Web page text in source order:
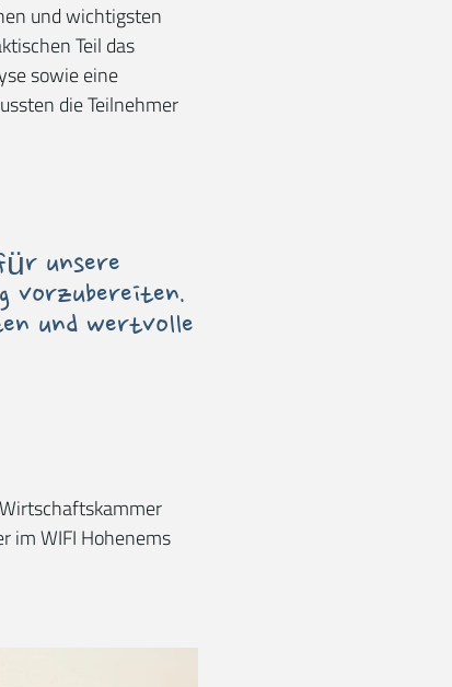
und wichtigsten
Teil das
sowie eine
die Teilnehmer
unsere
vorzubereiten.
und wertvolle
im WIFI Hohenems